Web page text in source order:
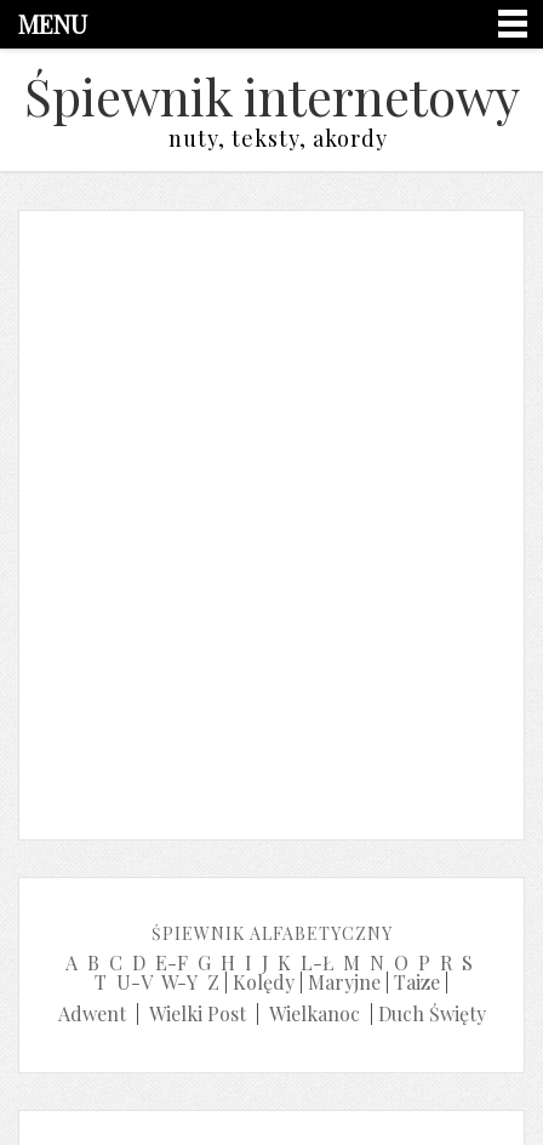
MENU
Śpiewnik internetowy
nuty, teksty, akordy
ŚPIEWNIK ALFABETYCZNY
A B C D E-F G H I J K L-Ł M N O P R S
T U-V W-Y Z Kolędy Maryjne Taize
Adwent| Wielki Post| Wielkanoc Duch Święty